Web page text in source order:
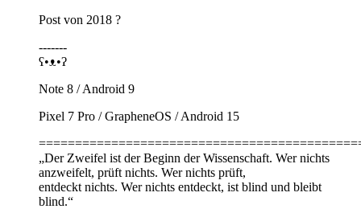
Post von 2018 ?
-------
ʕ•ᴥ•ʔ
Note 8 / Android 9
Pixel 7 Pro / GrapheneOS / Android 15
„Der Zweifel ist der Beginn der Wissenschaft. Wer nichts
anzweifelt, prüft nichts. Wer nichts prüft,
entdeckt nichts. Wer nichts entdeckt, ist blind und bleibt
blind.“